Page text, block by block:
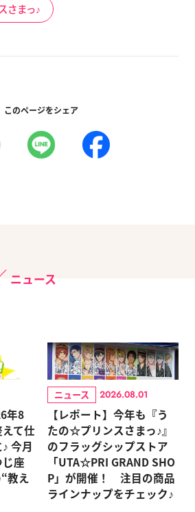
さまっ♪
このページをシェア
ニュース
年8
て仕
今月
座
教え
ニュース 2026.08.01
【レポート】今年も『う
たの☆プリンスさまっ♪』
のフラッグシップストア
「UTA☆PRI GRAND SHO
P」が開催！ 注目の商品
ラインナップをチェック♪